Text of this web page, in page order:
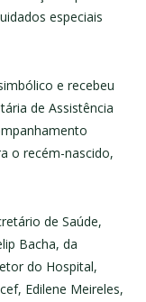
especiais
e recebeu
de Assistência
o recém-nascido,
de Saúde,
Bacha, da
do Hospital,
Edilene Meireles,